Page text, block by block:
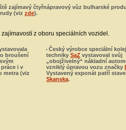
zajímavý čtyřnápravový vůz bulharské
rudy (vizzde).
z oboru speciálních vozidel.
broušení
i v
metra (viz
Český výrobce speciální
technikySaZ vystavoval svůj
„obojživelný“ nákladní
vzniklý úpravou vozu značky
Vystavený exponát patří
Skanska.